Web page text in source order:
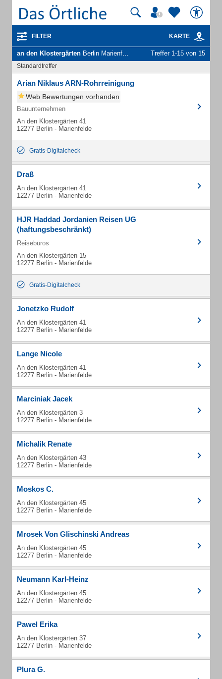
FILTER KARTE
an den Klostergärten Berlin Marienfelde - Unternehmen und Personen Treffer 1-15 von 15
Standardtreffer
Arian Niklaus ARN-Rohrreinigung
Web Bewertungen vorhanden
Bauunternehmen
An den Klostergärten 41
12277 Berlin - Marienfelde
Gratis-Digitalcheck
Draß
An den Klostergärten 41
12277 Berlin - Marienfelde
HJR Haddad Jordanien Reisen UG
(haftungsbeschränkt)
Reisebüros
An den Klostergärten 15
12277 Berlin - Marienfelde
Gratis-Digitalcheck
Jonetzko Rudolf
An den Klostergärten 41
12277 Berlin - Marienfelde
Lange Nicole
An den Klostergärten 41
12277 Berlin - Marienfelde
Marciniak Jacek
An den Klostergärten 3
12277 Berlin - Marienfelde
Michalik Renate
An den Klostergärten 43
12277 Berlin - Marienfelde
Moskos C.
An den Klostergärten 45
12277 Berlin - Marienfelde
Mrosek Von Glischinski Andreas
An den Klostergärten 45
12277 Berlin - Marienfelde
Neumann Karl-Heinz
An den Klostergärten 45
12277 Berlin - Marienfelde
Pawel Erika
An den Klostergärten 37
12277 Berlin - Marienfelde
Plura G.